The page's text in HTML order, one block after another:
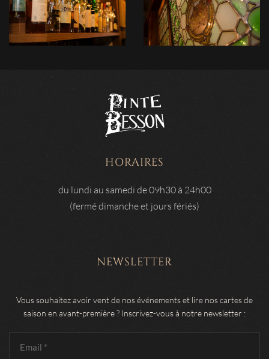
MORE MORE
HORAIRES
du lundi au samedi de 09h30 à 24h00
(fermé dimanche et jours fériés)
NEWSLETTER
Vous souhaitez avoir vent de nos événements et lire nos cartes de
saison en avant-première ? Inscrivez-vous à notre newsletter :